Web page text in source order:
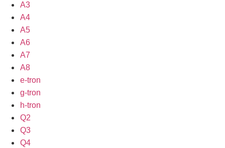
A3
A4
A5
A6
A7
A8
e-tron
g-tron
h-tron
Q2
Q3
Q4